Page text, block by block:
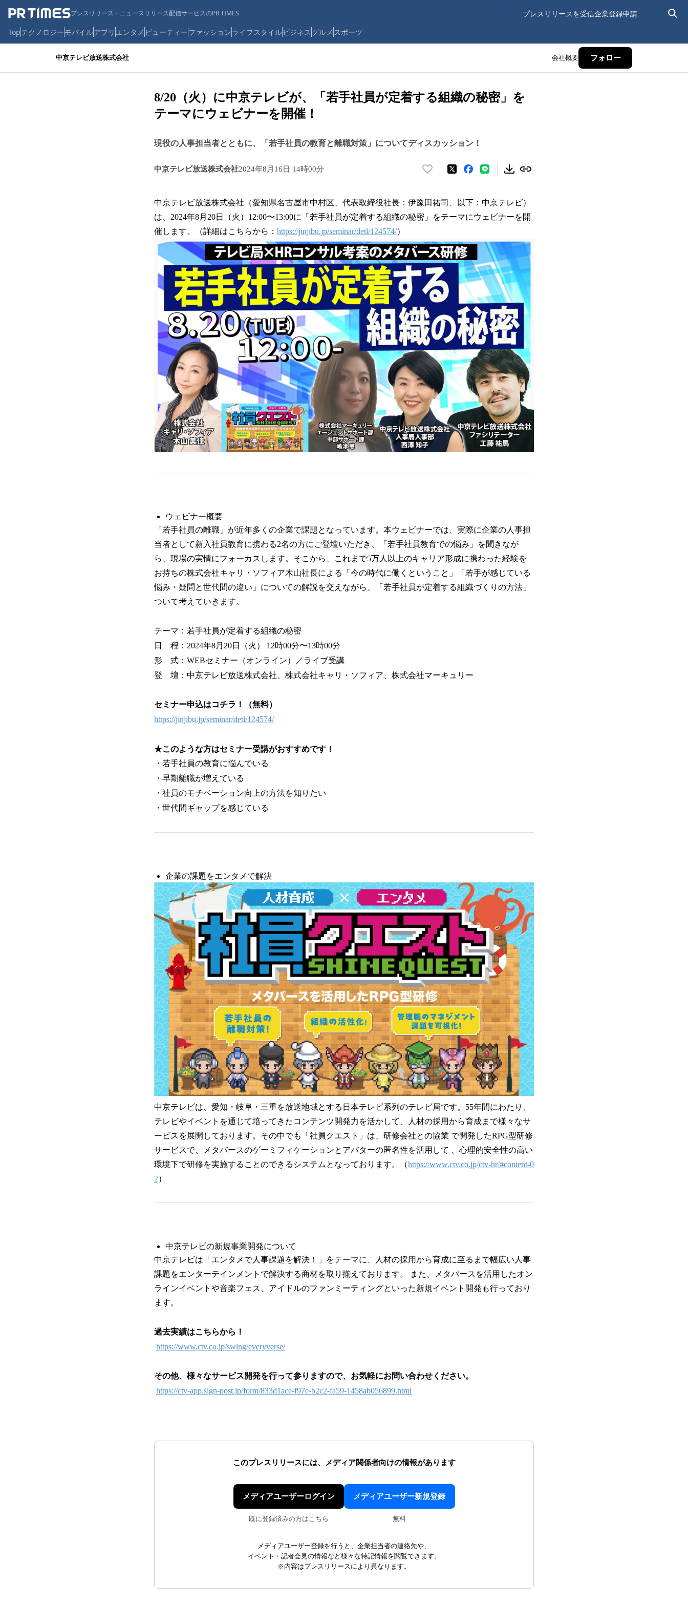
プレスリリース・ニュースリリース配信サービスのPR TIMES プレスリリースを受信企業登録申請
Topテクノロジーモバイルアプリ エンタメ ビューティーファッションライフスタイルビジネス グルメ スポーツ
中京テレビ放送株式会社 会社概要 フォロー
8/20（火）に中京テレビが、「若手社員が定着する組織の秘密」を
テーマにウェビナーを開催！
現役の人事担当者とともに、「若手社員の教育と離職対策」についてディスカッション！
中京テレビ放送株式会社2024年8月16日 14時00分
い
！
数
み
込
み
中
で
す
中京テレビ放送株式会社（愛知県名古屋市中村区、代表取締役社⻑：伊豫⽥祐司、以下：中京テレビ）
は、2024年8⽉20⽇（火）12:00〜13:00に「若手社員が定着する組織の秘密」をテーマにウェビナーを開
催します。（詳細はこちらから： https://jinjibu.jp/seminar/detl/124574/）
ウェビナー概要
「若手社員の離職」が近年多くの企業で課題となっています。本ウェビナーでは、実際に企業の人事担
当者として新入社員教育に携わる2名の方にご登壇いただき、「若手社員教育での悩み」を聞きなが
ら、現場の実情にフォーカスします。そこから、これまで5万人以上のキャリア形成に携わった経験を
お持ちの株式会社キャリ・ソフィア木山社長による「今の時代に働くということ」「若手が感じている
悩み・疑問と世代間の違い」についての解説を交えながら、「若手社員が定着する組織づくりの方法」
ついて考えていきます。
テーマ：若手社員が定着する組織の秘密
⽇ 程：2024年8⽉20⽇（火） 12時00分〜13時00分
形 式：WEBセミナー（オンライン）／ライブ受講
登 壇：中京テレビ放送株式会社、株式会社キャリ・ソフィア、株式会社マーキュリー
セミナー申込はコチラ！（無料）
https://jinjibu.jp/seminar/detl/124574/
★このような方はセミナー受講がおすすめです！
・若⼿社員の教育に悩んでいる
・早期離職が増えている
・社員のモチベーション向上の方法を知りたい
・世代間ギャップを感じている
企業の課題をエンタメで解決
中京テレビは、愛知・岐⾩・三重を放送地域とする⽇本テレビ系列のテレビ局です。55年間にわたり、
テレビやイベントを通じて培ってきたコンテンツ開発⼒を活かして、⼈材の採⽤から育成まで様々なサ
ービスを展開しております。その中でも「社員クエスト」は、研修会社との協業 で開発したRPG型研修
サービスで、メタバースのゲーミフィケーションとアバターの匿名性を活⽤して 、⼼理的安全性の⾼い
環境下で研修を実施することのできるシステムとなっております。（https://www.ctv.co.jp/ctv-hr/#content-0
2）
中京テレビの新規事業開発について
中京テレビは「エンタメで⼈事課題を解決！」をテーマに、⼈材の採⽤から育成に⾄るまで幅広い⼈事
課題をエンターテインメントで解決する商材を取り揃えております。 また、メタバースを活⽤したオン
ラインイベントや⾳楽フェス、アイドルのファンミーティングといった新規イベント開発も⾏っており
ます。
過去実績はこちらから！
https://www.ctv.co.jp/swing/everyverse/
その他、様々なサービス開発を⾏って参りますので、お気軽にお問い合わせください。
https://ctv-app.sign-post.jp/form/833d1ace-f97e-b2c2-fa59-1458ab056899.html
このプレスリリースには、 メディア関係者向けの情報があります
メディアユーザーログイン
既に登録済みの方はこちら
メディアユーザー新規登録
無料
メディアユーザー登録を行うと、企業担当者の連絡先や、
イベント・記者会見の情報など様々な特記情報を閲覧できます。
※内容はプレスリリースにより異なります。